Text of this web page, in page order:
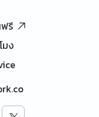
ฟรี
มง